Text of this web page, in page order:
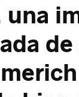
una